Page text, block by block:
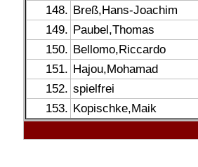
148. Breß,Hans-Joachim
149. Paubel,Thomas
150. Bellomo,Riccardo
151. Hajou,Mohamad
152. spielfrei
153. Kopischke,Maik